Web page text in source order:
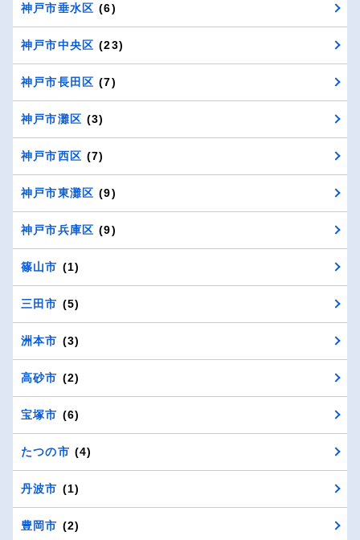
神戸市垂水区 (6)
神戸市中央区 (23)
神戸市長田区 (7)
神戸市灘区 (3)
神戸市西区 (7)
神戸市東灘区 (9)
神戸市兵庫区 (9)
篠山市 (1)
三田市 (5)
洲本市 (3)
高砂市 (2)
宝塚市 (6)
たつの市 (4)
丹波市 (1)
豊岡市 (2)